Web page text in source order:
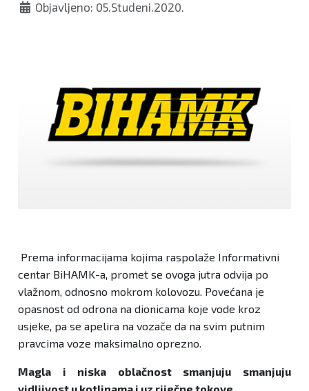
Objavljeno: 05.Studeni.2020.
Prema informacijama kojima raspolaže Informativni
centar BiHAMK-a, promet se ovoga jutra odvija po
vlažnom, odnosno mokrom kolovozu. Povećana je
opasnost od odrona na dionicama koje vode kroz
usjeke, pa se apelira na vozače da na svim putnim
pravcima voze maksimalno oprezno.
Magla i niska oblačnost smanjuju smanjuju